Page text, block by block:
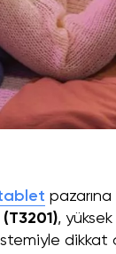
(T3201),
dikkat